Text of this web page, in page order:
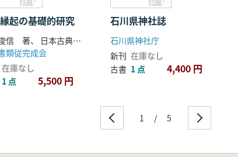
起の基礎的研究
真壁俊信 著、 日本古典籍註釈研究会 編
類従完成会
在庫なし
1 点 5,500 円
石川県神社誌
石川県神社庁
新刊 在庫なし
古書 1 点 4,400 円
1 / 5